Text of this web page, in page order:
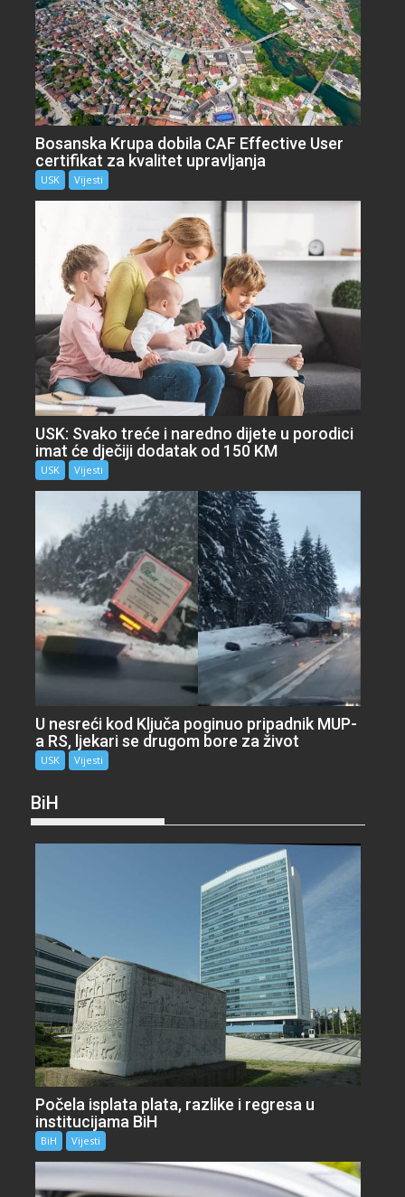
Bosanska Krupa dobila CAF Effective User
certifikat za kvalitet upravljanja
USK Vijesti
USK: Svako treće i naredno dijete u porodici
imat će dječiji dodatak od 150 KM
USK Vijesti
U nesreći kod Ključa poginuo pripadnik MUP-
a RS, ljekari se drugom bore za život
USK Vijesti
BiH
Počela isplata plata, razlike i regresa u
institucijama BiH
BiH Vijesti